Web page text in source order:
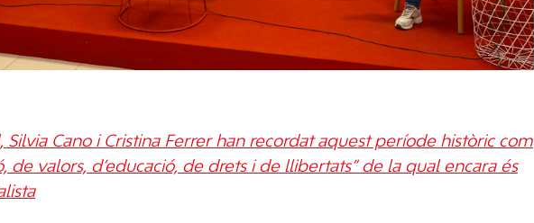
Silvia Cano i Cristina Ferrer han recordat aquest període històric com
de valors, d’educació, de drets i de llibertats” de la qual encara és